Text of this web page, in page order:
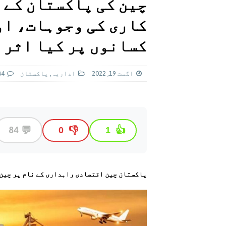
[ اگست 5, 2026 ] فیصل قریشی کا
کاری کی وجوہات،
کسانوں پر کيا
اگست 19, 2022 اداريہ , پاکستان
👍
1
👎
0
💬
84
پاکستان چين اقتصادی راہداری کے نام پر